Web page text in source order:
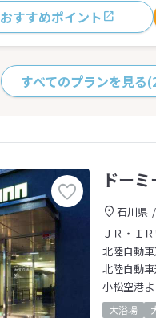
おすすめポイント
すべてのプランを見る
ドー
石川県
ＪＲ・Ｉ
北陸自動
北陸自動
小松空港
大浴場